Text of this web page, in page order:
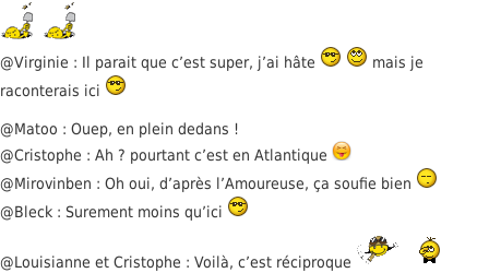
@Virginie : Il parait que c’est super, j’ai hâte
mais je
raconterais ici
@Matoo : Ouep, en plein dedans !
@Cristophe : Ah ? pourtant c’est en Atlantique
@Mirovinben : Oh oui, d’après l’Amoureuse, ça soufie bien
@Bleck : Surement moins qu’ici
@Louisianne et Cristophe : Voilà, c’est réciproque